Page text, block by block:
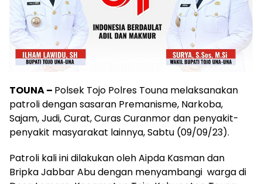
TOUNA – Polsek Tojo Polres Touna melaksanakan
patroli dengan sasaran Premanisme, Narkoba,
Sajam, Judi, Curat, Curas Curanmor dan penyakit-
penyakit masyarakat lainnya, Sabtu (09/09/23).
Patroli kali ini dilakukan oleh Aipda Kasman dan
Bripka Jabbar Abu dengan menyambangi warga di